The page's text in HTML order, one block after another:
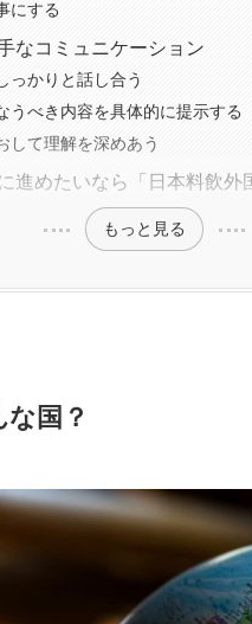
にする
なコミュニケーション
っかりと話し合う
うべき内容を具体的に提示する
して理解を深めあう
進めたいなら「日本料飲外
もっと見る
国？